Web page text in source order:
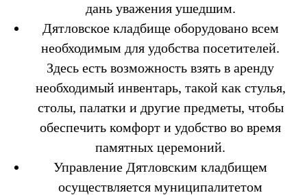
дань уважения ушедшим.
Дятловское кладбище оборудовано всем
необходимым для удобства посетителей.
Здесь есть возможность взять в аренду
необходимый инвентарь, такой как стулья,
столы, палатки и другие предметы, чтобы
обеспечить комфорт и удобство во время
памятных церемоний.
Управление Дятловским кладбищем
осуществляется муниципалитетом